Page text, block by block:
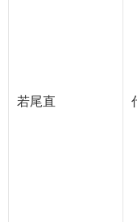
若尾直